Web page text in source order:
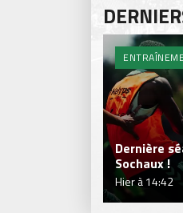
Dernière
Sochaux !
Hier à 14:42